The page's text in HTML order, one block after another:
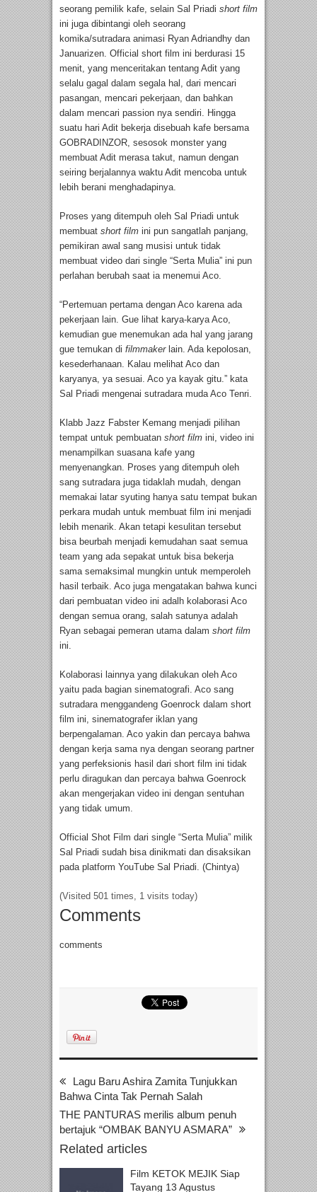
seorang pemilik kafe, selain Sal Priadi short film
ini juga dibintangi oleh seorang
komika/sutradara animasi Ryan Adriandhy dan
Januarizen. Official short film ini berdurasi 15
menit, yang menceritakan tentang Adit yang
selalu gagal dalam segala hal, dari mencari
pasangan, mencari pekerjaan, dan bahkan
dalam mencari passion nya sendiri. Hingga
suatu hari Adit bekerja disebuah kafe bersama
GOBRADINZOR, sesosok monster yang
membuat Adit merasa takut, namun dengan
seiring berjalannya waktu Adit mencoba untuk
lebih berani menghadapinya.
Proses yang ditempuh oleh Sal Priadi untuk
membuat short film ini pun sangatlah panjang,
pemikiran awal sang musisi untuk tidak
membuat video dari single “Serta Mulia” ini pun
perlahan berubah saat ia menemui Aco.
“Pertemuan pertama dengan Aco karena ada
pekerjaan lain. Gue lihat karya-karya Aco,
kemudian gue menemukan ada hal yang jarang
gue temukan di filmmaker lain. Ada kepolosan,
kesederhanaan. Kalau melihat Aco dan
karyanya, ya sesuai. Aco ya kayak gitu.” kata
Sal Priadi mengenai sutradara muda Aco Tenri.
Klabb Jazz Fabster Kemang menjadi pilihan
tempat untuk pembuatan short film ini, video ini
menampilkan suasana kafe yang
menyenangkan. Proses yang ditempuh oleh
sang sutradara juga tidaklah mudah, dengan
memakai latar syuting hanya satu tempat bukan
perkara mudah untuk membuat film ini menjadi
lebih menarik. Akan tetapi kesulitan tersebut
bisa beurbah menjadi kemudahan saat semua
team yang ada sepakat untuk bisa bekerja
sama semaksimal mungkin untuk memperoleh
hasil terbaik. Aco juga mengatakan bahwa kunci
dari pembuatan video ini adalh kolaborasi Aco
dengan semua orang, salah satunya adalah
Ryan sebagai pemeran utama dalam short film
ini.
Kolaborasi lainnya yang dilakukan oleh Aco
yaitu pada bagian sinematografi. Aco sang
sutradara menggandeng Goenrock dalam short
film ini, sinematografer iklan yang
berpengalaman. Aco yakin dan percaya bahwa
dengan kerja sama nya dengan seorang partner
yang perfeksionis hasil dari short film ini tidak
perlu diragukan dan percaya bahwa Goenrock
akan mengerjakan video ini dengan sentuhan
yang tidak umum.
Official Shot Film dari single “Serta Mulia” milik
Sal Priadi sudah bisa dinikmati dan disaksikan
pada platform YouTube Sal Priadi. (Chintya)
(Visited 501 times, 1 visits today)
Comments
comments
Lagu Baru Ashira Zamita Tunjukkan
Bahwa Cinta Tak Pernah Salah
THE PANTURAS merilis album penuh
bertajuk “OMBAK BANYU ASMARA”
Related articles
Film KETOK MEJIK Siap
Tayang 13 Agustus